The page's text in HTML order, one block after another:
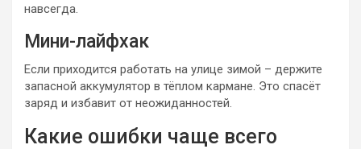
навсегда.
Мини-лайфхак
Если приходится работать на улице зимой – держите
запасной аккумулятор в тёплом кармане. Это спасёт
заряд и избавит от неожиданностей.
Какие ошибки чаще всего